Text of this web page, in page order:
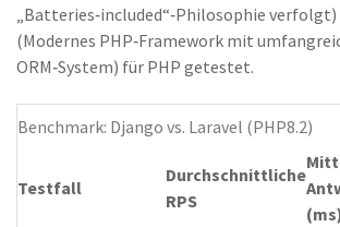
„Batteries‑included“‑Philosophie verfolgt)
(Modernes PHP‑Framework mit
ORM‑System) für PHP getestet.
Benchmark: Django vs. Laravel (PHP8.2)
Testfall
Durchschnittliche
RPS